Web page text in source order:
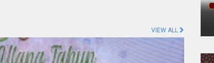
VIEW ALL